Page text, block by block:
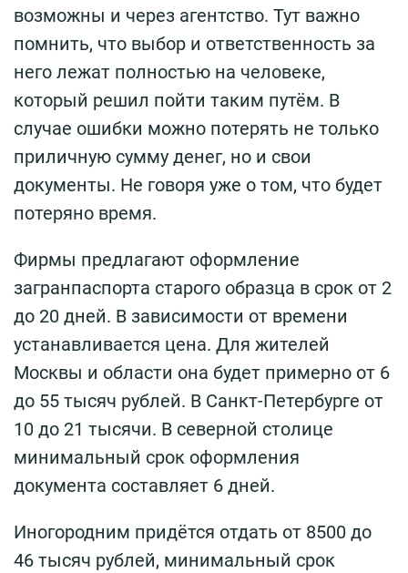
возможны и через агентство. Тут важно
помнить, что выбор и ответственность за
него лежат полностью на человеке,
который решил пойти таким путём. В
случае ошибки можно потерять не только
приличную сумму денег, но и свои
документы. Не говоря уже о том, что будет
потеряно время.
Фирмы предлагают оформление
загранпаспорта старого образца в срок от 2
до 20 дней. В зависимости от времени
устанавливается цена. Для жителей
Москвы и области она будет примерно от 6
до 55 тысяч рублей. В Санкт-Петербурге от
10 до 21 тысячи. В северной столице
минимальный срок оформления
документа составляет 6 дней.
Иногородним придётся отдать от 8500 до
46 тысяч рублей, минимальный срок